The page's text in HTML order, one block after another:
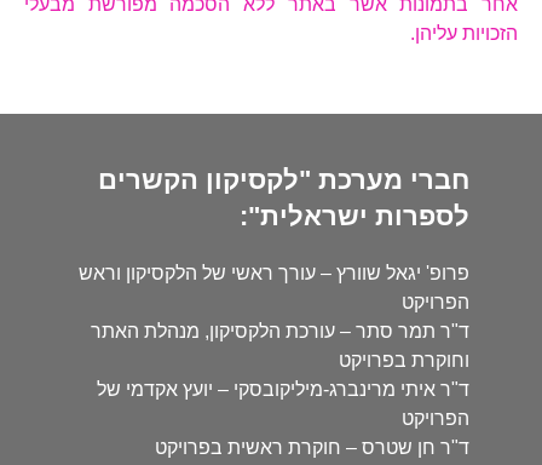
הזכויות עליהן.
חברי מערכת "לקסיקון הקשרים
לספרות ישראלית":
פרופ' יגאל שוורץ – עורך ראשי של הלקסיקון וראש
הפרויקט
ד"ר תמר סתר – עורכת הלקסיקון, מנהלת האתר
וחוקרת בפרויקט
ד"ר איתי מרינברג-מיליקובסקי – יועץ אקדמי של
הפרויקט
ד"ר חן שטרס – חוקרת ראשית בפרויקט